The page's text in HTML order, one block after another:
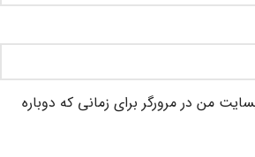
من در مرورگر برای زمانی که دوباره